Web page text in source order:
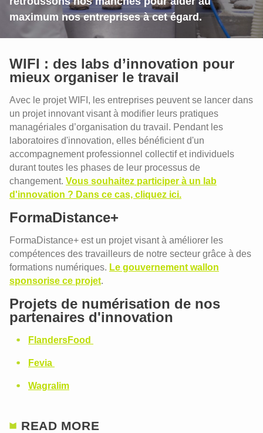
maximum nos entreprises à cet égard.
WIFI : des labs d’innovation pour
mieux organiser le travail
Avec le projet WIFI, les entreprises peuvent se lancer dans
un projet innovant visant à modifier leurs pratiques
managériales d’organisation du travail. Pendant les
laboratoires d'innovation, elles bénéficient d'un
accompagnement professionnel collectif et individuels
durant toutes les phases de leur processus de
changement. Vous souhaitez participer à un lab
d'innovation ? Dans ce cas, cliquez ici.
FormaDistance+
FormaDistance+ est un projet visant à améliorer les
compétences des travailleurs de notre secteur grâce à des
formations numériques. Le gouvernement wallon
sponsorise ce projet.
Projets de numérisation de nos
partenaires d'innovation
FlandersFood
Fevia
Wagralim
READ MORE
Travailler sur les compétences
numériques est capital
Quel management adopter à l’ère de la
transformation numérique ?
Consignes de travail et transfert de
connaissances
Le Digital Learning Scan